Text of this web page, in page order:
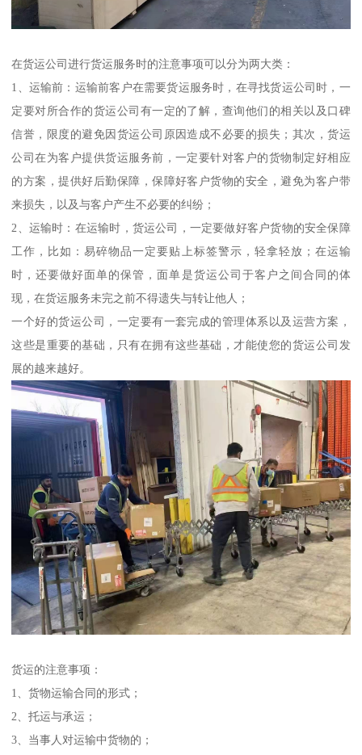
在货运公司进行货运服务时的注意事项可以分为两大类：
1、运输前：运输前客户在需要货运服务时，在寻找货运公司时，一
定要对所合作的货运公司有一定的了解，查询他们的相关以及口碑
信誉，限度的避免因货运公司原因造成不必要的损失；其次，货运
公司在为客户提供货运服务前，一定要针对客户的货物制定好相应
的方案，提供好后勤保障，保障好客户货物的安全，避免为客户带
来损失，以及与客户产生不必要的纠纷；
2、运输时：在运输时，货运公司，一定要做好客户货物的安全保障
工作，比如：易碎物品一定要贴上标签警示，轻拿轻放；在运输
时，还要做好面单的保管，面单是货运公司于客户之间合同的体
现，在货运服务未完之前不得遗失与转让他人；
一个好的货运公司，一定要有一套完成的管理体系以及运营方案，
这些是重要的基础，只有在拥有这些基础，才能使您的货运公司发
展的越来越好。
货运的注意事项：
1、货物运输合同的形式；
2、托运与承运；
3、当事人对运输中货物的；